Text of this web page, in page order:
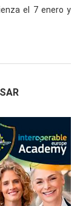
el 7 enero y